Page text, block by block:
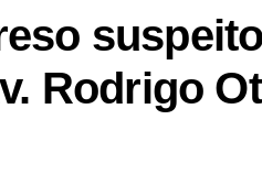
Rodrigo